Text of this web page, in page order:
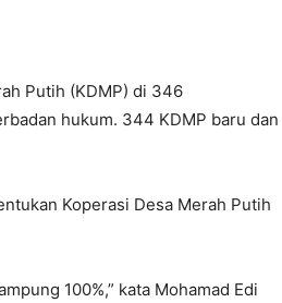
Putih (KDMP) di 346
hukum. 344 KDMP baru dan
Koperasi Desa Merah Putih
100%,” kata Mohamad Edi